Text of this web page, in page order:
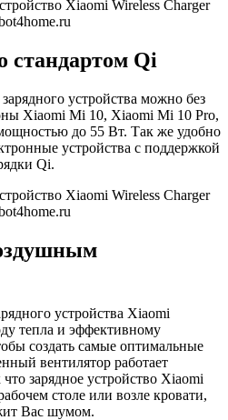
стандартом Qi
устройства можно без
Xiaomi Mi 10, Xiaomi Mi 10 Pro,
до 55 Вт. Так же удобно
устройства с поддержкой
Qi.
устройства Xiaomi
тепла и эффективному
создать самые оптимальные
вентилятор работает
зарядное устройство Xiaomi
столе или возле кровати,
Вас шумом.